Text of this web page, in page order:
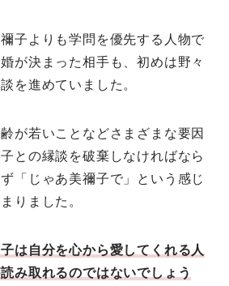
子よりも学問を優先する人物で
が決まった相手も、初めは野々
を進めていました。
が若いことなどさまざまな要因
との縁談を破棄しなければなら
「じゃあ美禰子で」という感じ
りました。
は自分を心から愛してくれる人
み取れるのではないでしょう